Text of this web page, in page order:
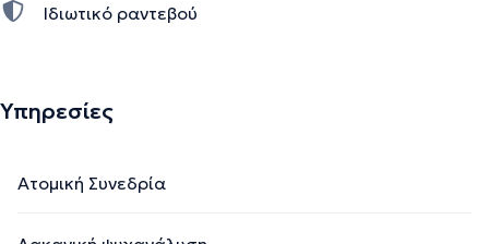
Ιδιωτικό ραντεβού
Υπηρεσίες
Ατομική Συνεδρία